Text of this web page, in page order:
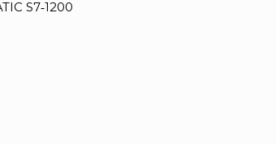
S7‑1200